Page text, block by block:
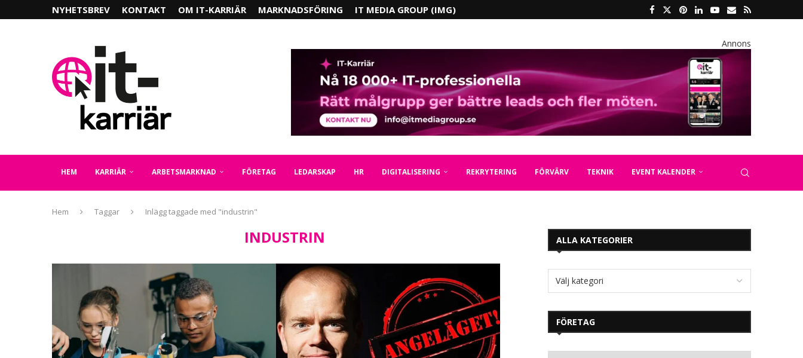
NYHETSBREV KONTAKT OM IT-KARRIÄR MARKNADSFÖRING IT MEDIA GROUP (IMG)
Annons
HEM KARRIÄR ARBETSMARKNAD FÖRETAG LEDARSKAP HR DIGITALISERING REKRYTERING FÖRVÄRV TEKNIK EVENT KALENDER
Hem Taggar Inlägg taggade med "industrin"
INDUSTRIN ALLA KATEGORIER
FÖRETAG